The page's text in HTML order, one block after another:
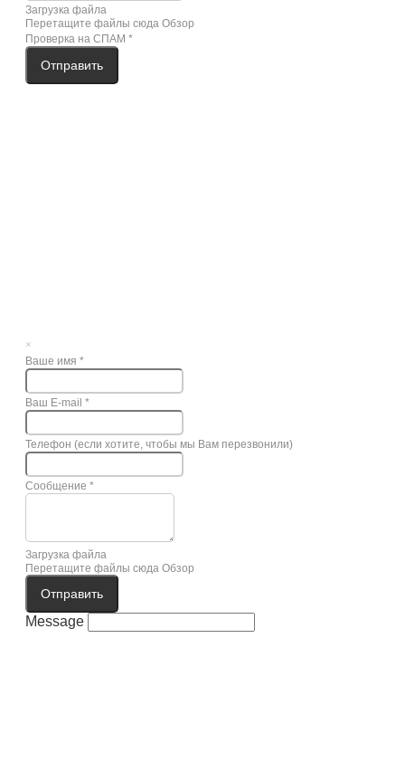
Загрузка файла
Перетащите файлы сюда Обзор
Проверка на СПАМ *
Отправить
×
Ваше имя *
Ваш E-mail *
Телефон (если хотите, чтобы мы Вам перезвонили)
Сообщение *
Загрузка файла
Перетащите файлы сюда Обзор
Отправить
Message